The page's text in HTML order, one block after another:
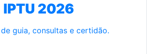
IPTU 2026
guia, consultas e certidão.